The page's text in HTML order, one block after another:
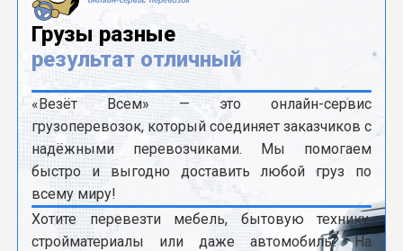
Грузы разные
результат отличный
«Везёт Всем» — это онлайн-сервис
грузоперевозок, который соединяет заказчиков с
надёжными перевозчиками. Мы помогаем
быстро и выгодно доставить любой груз по
всему миру!
Хотите перевезти мебель, бытовую технику,
стройматериалы или даже автомобиль? На